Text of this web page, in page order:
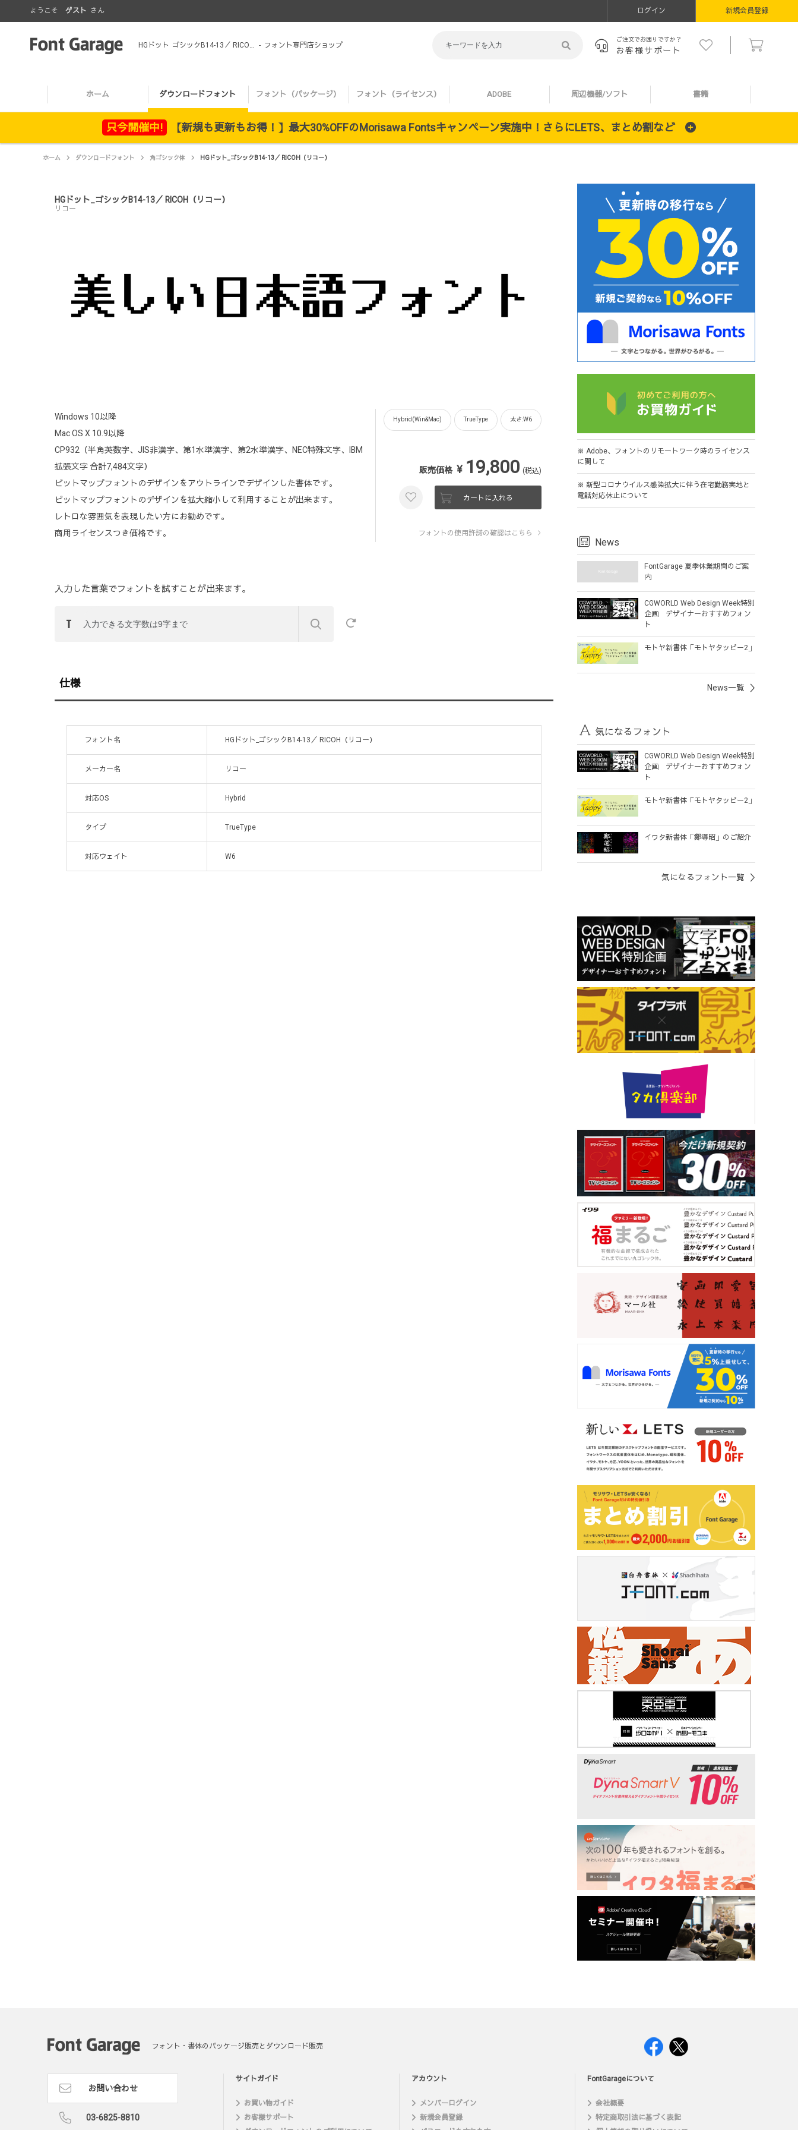
ようこそ ゲスト さん ログイン 新規会員登録
HGドット_ゴシックB14-13／ RICOH（リコー） - フォント専門店ショップ ご注文でお困りですか？
お客様サポート
ホーム ダウンロードフォント フォント（パッケージ） フォント（ライセンス） ADOBE 周辺機器/ソフト 書籍
只今開催中! 【新規も更新もお得！】最大30%OFFのMorisawa Fontsキャンペーン実施中！さらにLETS、まとめ割など
ホーム ダウンロードフォント 角ゴシック体 HGドット_ゴシックB14-13／ RICOH（リコー）
HGドット_ゴシックB14-13／ RICOH（リコー）
リコー
Windows 10以降
Mac OS X 10.9以降
CP932（半角英数字、JIS非漢字、第1水準漢字、第2水準漢字、NEC特殊文字、IBM
拡張文字 合計7,484文字）
ビットマップフォントのデザインをアウトラインでデザインした書体です。
ビットマップフォントのデザインを拡大縮小して利用することが出来ます。
レトロな雰囲気を表現したい方にお勧めです。
商用ライセンスつき価格です。
入力した言葉でフォントを試すことが出来ます。
Hybrid(Win&Mac) TrueType 太さ:W6
販売価格 ¥ 19,800 (税込)
カートに入れる
フォントの使用許諾の確認はこちら
仕様
フォント名 HGドット_ゴシックB14-13／ RICOH（リコー）
メーカー名 リコー
対応OS Hybrid
タイプ TrueType
対応ウェイト W6
※ Adobe、フォントのリモートワーク時のライセンス
に関して
※ 新型コロナウイルス感染拡大に伴う在宅勤務実地と
電話対応休止について
News
FontGarage 夏季休業期間のご案
内
CGWORLD Web Design Week特別
企画 デザイナーおすすめフォン
ト
モトヤ新書体「モトヤタッピー2」
News一覧
気になるフォント
CGWORLD Web Design Week特別
企画 デザイナーおすすめフォン
ト
モトヤ新書体「モトヤタッピー2」
イワタ新書体「鄭導昭」のご紹介
気になるフォント一覧
フォント・書体のパッケージ販売とダウンロード販売
お問い合わせ
03-6825-8810
サイトガイド
お買い物ガイド
お客様サポート
アカウント
メンバーログイン
新規会員登録
FontGarageについて
会社概要
特定商取引法に基づく表記